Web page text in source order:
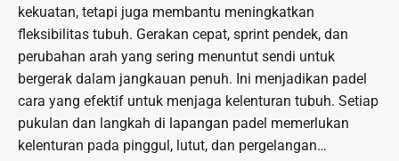
kekuatan, tetapi juga membantu meningkatkan
fleksibilitas tubuh. Gerakan cepat, sprint pendek, dan
perubahan arah yang sering menuntut sendi untuk
bergerak dalam jangkauan penuh. Ini menjadikan padel
cara yang efektif untuk menjaga kelenturan tubuh. Setiap
pukulan dan langkah di lapangan padel memerlukan
kelenturan pada pinggul, lutut, dan pergelangan…